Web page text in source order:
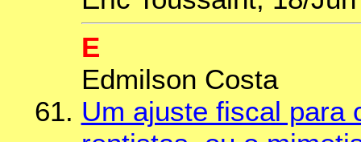
E
Edmilson Costa
Um ajuste fiscal para